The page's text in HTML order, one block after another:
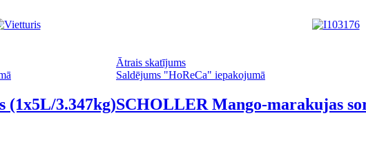
(1x5L/3.347kg)
Ātrais skatījums
Saldējums "HoReCa" iepakojumā
SCHOLLER Mango-marakujas